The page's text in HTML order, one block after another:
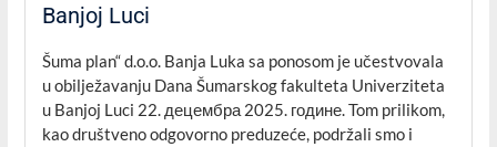
Banjoj Luci
Šuma plan“ d.o.o. Banja Luka sa ponosom je učestvovala
u obilježavanju Dana Šumarskog fakulteta Univerziteta
u Banjoj Luci 22. децембра 2025. године. Tom prilikom,
kao društveno odgovorno preduzeće, podržali smo i